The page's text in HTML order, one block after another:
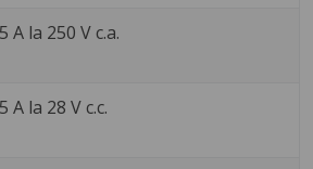
5 A la 250 V c.a.
5 A la 28 V c.c.